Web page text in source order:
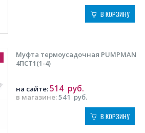
В КОРЗИНУ
Муфта термоусадочная PUMPMAN
4ПСТ1(1-4)
в магазине:541 руб.
на сайте:514 руб.
В КОРЗИНУ